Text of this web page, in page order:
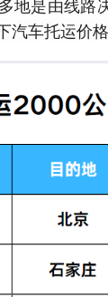
汽车托运价格